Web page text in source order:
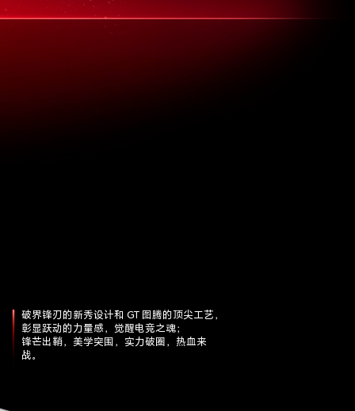
破界锋刃的新秀设计和 GT 图腾的顶尖工艺，
彰显跃动的力量感，觉醒电竞之魂；
锋芒出鞘，美学突围，实力破圈，热血来
战。